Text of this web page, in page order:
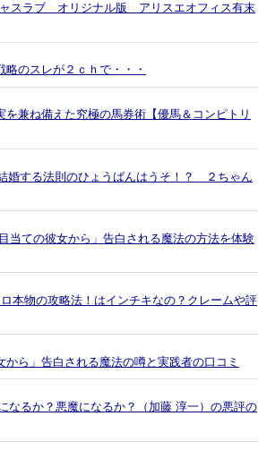
スラブ オリジナル版 アリスエオフィス有末
略のスレが２ｃｈで・・・
兼ね備えた究極の馬券術【優馬＆コンピトリ
婚する法則のひょうばんはうそ！？ ２ちゃん
当ての彼女から」告白される魔法の方法を体験
本物の攻略法！はインチキなの？クレームや評
ら」告白される魔法の噂と実践者の口コミ
るか？悪魔になるか？（加藤 淳一）の悪評の